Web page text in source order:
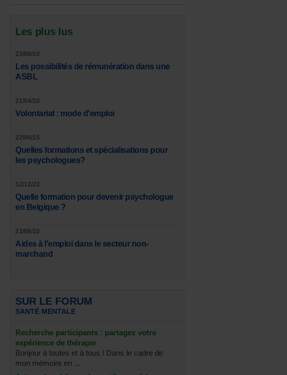
Les plus lus
23/06/10
Les possibilités de rémunération dans une
ASBL
21/04/10
Volontariat : mode d'emploi
22/06/15
Quelles formations et spécialisations pour
les psychologues?
12/12/22
Quelle formation pour devenir psychologue
en Belgique ?
23/06/10
Aides à l'emploi dans le secteur non-
marchand
SUR LE FORUM
SANTÉ MENTALE
Recherche participants : partagez votre
expérience de thérapie
Bonjour à toutes et à tous ! Dans le cadre de
mon mémoire en ...